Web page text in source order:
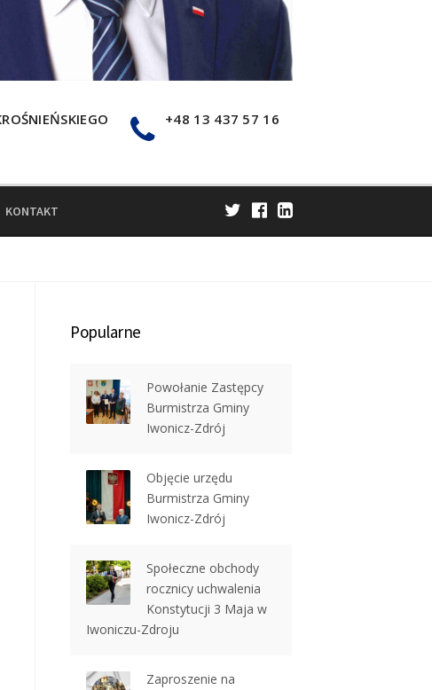
+48 13 437 57 16
KONTAKT
Popularne
Powołanie Zastępcy
Burmistrza Gminy
Iwonicz-Zdrój
Objęcie urzędu
Burmistrza Gminy
Iwonicz-Zdrój
Społeczne obchody
rocznicy uchwalenia
Konstytucji 3 Maja w
Iwoniczu-Zdroju
Zaproszenie na